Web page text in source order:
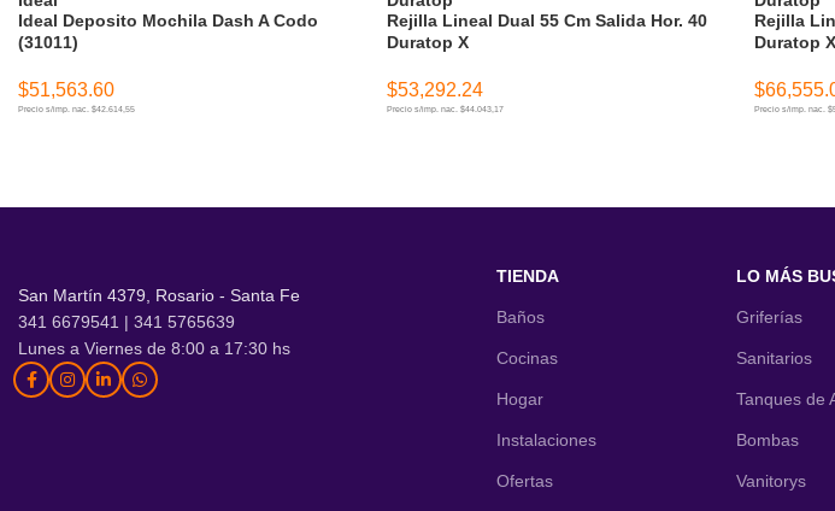
Ideal Deposito Mochila Dash A Codo
(31011)
$51,563.60
Precio s/imp. nac. $42.614,55
Rejilla Lineal Dual 55 Cm Salida Hor. 40
Duratop X
$53,292.24
Precio s/imp. nac. $44.043,17
Rejilla
Duratop X
$
Precio s/imp. nac.
San Martín 4379, Rosario - Santa Fe
341 6679541 | 341 5765639
Lunes a Viernes de 8:00 a 17:30 hs
TIENDA
Baños
Cocinas
Hogar
Instalaciones
Ofertas
LO MÁS
Griferías
Sanitarios
Tanques de
Bombas
Vanitorys